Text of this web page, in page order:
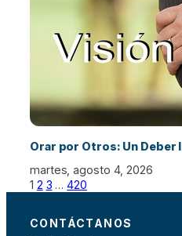
Orar por Otros: Un Deber I
martes, agosto 4, 2026
1 2 3 … 420
CONTÁCTANOS